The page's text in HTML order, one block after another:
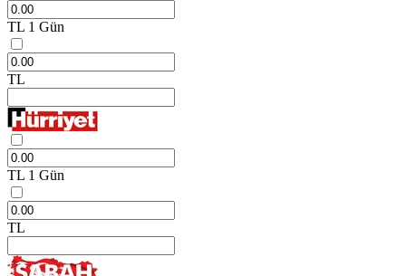
TL 1 Gün
TL
TL 1 Gün
TL